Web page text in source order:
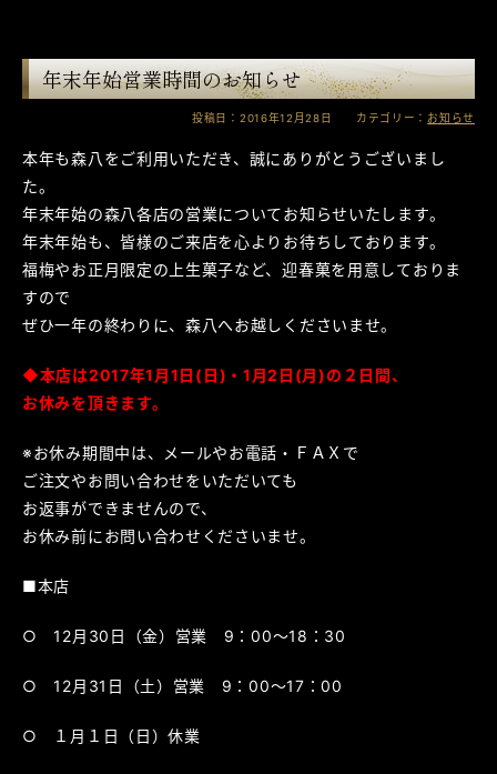
年末年始営業時間のお知らせ
投稿日：2016年12月28日 カテゴリー： お知らせ
本年も森八をご利用いただき、誠にありがとうございまし
た。
年末年始の森八各店の営業についてお知らせいたします。
年末年始も、皆様のご来店を心よりお待ちしております。
福梅やお正月限定の上生菓子など、迎春菓を用意しておりま
すので
ぜひ一年の終わりに、森八へお越しくださいませ。
◆本店は2017年1月1日(日)・1月2日(月)の２日間、
お休みを頂きます。
※お休み期間中は、メールやお電話・ＦＡＸで
ご注文やお問い合わせをいただいても
お返事ができませんので、
お休み前にお問い合わせくださいませ。
■本店
○ 12月30日（金）営業 9：00～18：30
○ 12月31日（土）営業 9：00～17：00
○ １月１日（日）休業